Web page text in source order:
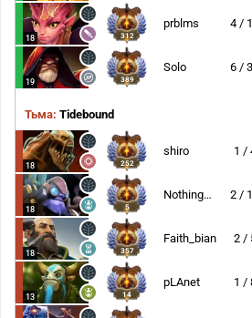
18 312
prblms 4 /
19 389
Solo 6 /
Тьма: Tidebound
18 252
shiro 1 /
18 5
NothingToSay 2 /
18 357
Faith_bian 2 /
13 14
pLAnet 1 /